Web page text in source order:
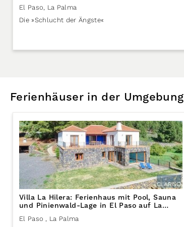
El Paso, La Palma
Die »Schlucht der Ängste«
Ferienhäuser in der Umgebung
Villa La Hilera: Ferienhaus mit Pool, Sauna
und Pinienwald-Lage in El Paso auf La
Palma
El Paso , La Palma